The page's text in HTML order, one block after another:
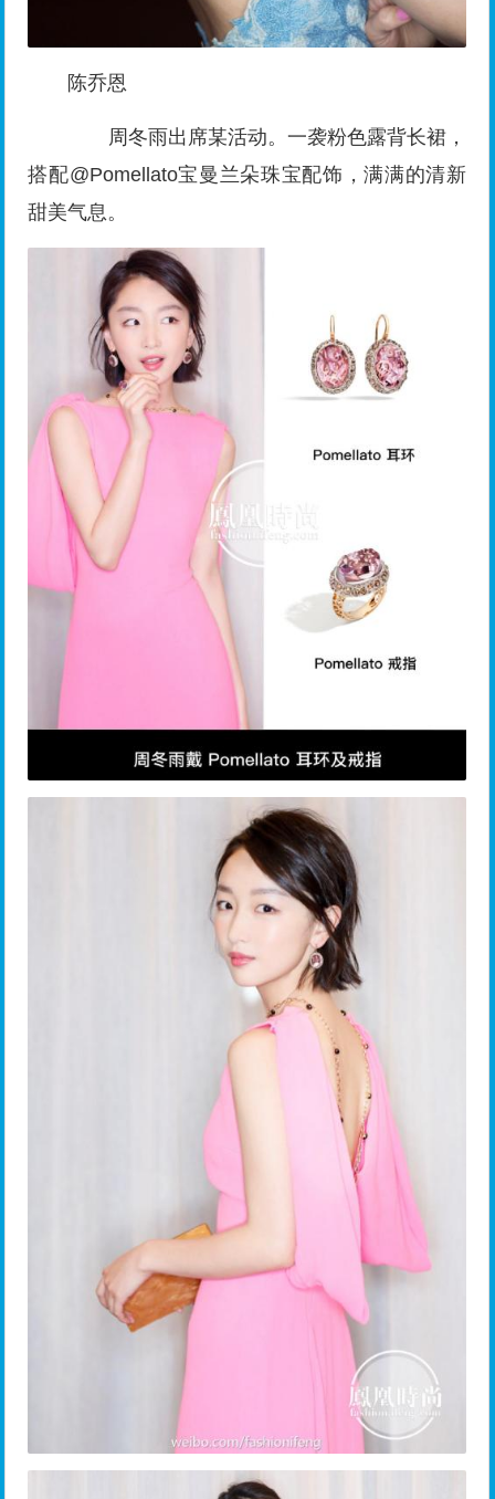
陈乔恩
周冬雨出席某活动。一袭粉色露背长裙，
搭配@Pomellato宝曼兰朵珠宝配饰，满满的清新
甜美气息。